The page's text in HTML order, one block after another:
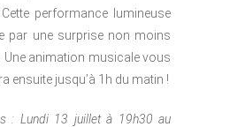
performance lumineuse
par une surprise non moins
Une animation musicale vous
ensuite jusqu’à 1h du matin !
: Lundi 13 juillet à 19h30 au